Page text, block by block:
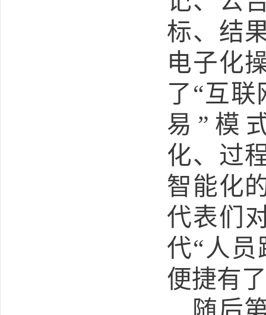
标、结
电子化
了“互联
易”模
化、过
智能化
代表们
代“人员
便捷有